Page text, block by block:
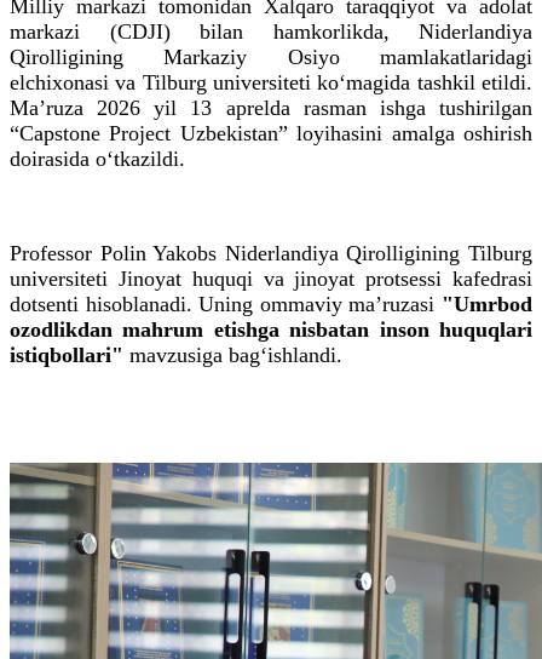
Milliy markazi tomonidan Xalqaro taraqqiyot va adolat
markazi (CDJI) bilan hamkorlikda, Niderlandiya
Qirolligining Markaziy Osiyo mamlakatlaridagi
elchixonasi va Tilburg universiteti ko‘magida tashkil etildi.
Maʼruza 2026 yil 13 aprelda rasman ishga tushirilgan
“Capstone Project Uzbekistan” loyihasini amalga oshirish
doirasida o‘tkazildi.
Professor Polin Yakobs Niderlandiya Qirolligining Tilburg
universiteti Jinoyat huquqi va jinoyat protsessi kafedrasi
dotsenti hisoblanadi. Uning ommaviy maʼruzasi "Umrbod
ozodlikdan mahrum etishga nisbatan inson huquqlari
istiqbollari" mavzusiga bag‘ishlandi.